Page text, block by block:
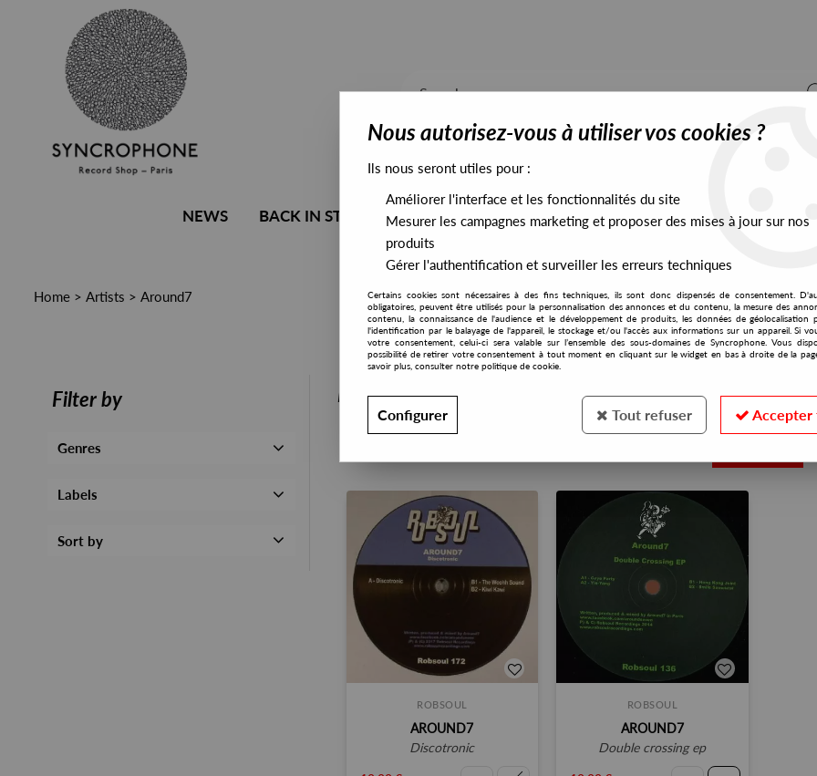
NEWS BACK IN STOCK ALL STOCK EXCLUSIVES PRESALES EXCLUSIVES
Home > Artists > Around7
Filter by
Genres
Labels
Sort by
PRESALES EXCLUSIVES
ROBSOUL
AROUND7
discotronic
ROBSOUL
AROUND7
double crossing ep
Nous autorisez-vous à utiliser vos cookies ?
Ils nous seront utiles pour :
Améliorer l'interface et les fonctionnalités du site
Mesurer les campagnes marketing et proposer des mises à jour sur nos
produits
Gérer l'authentification et surveiller les erreurs techniques
Certains cookies sont nécessaires à des fins techniques, ils sont donc dispensés de consentement.
obligatoires, peuvent être utilisés pour la personnalisation des annonces et du contenu, la mesure des
contenu, la connaissance de l'audience et le développement de produits, les données de géolocalisation
l'identification par le balayage de l'appareil, le stockage et/ou l'accès aux informations sur un appareil. Si
votre consentement, celui-ci sera valable sur l’ensemble des sous-domaines de Syncrophone. Vous
possibilité de retirer votre consentement à tout moment en cliquant sur le widget en bas à droite de la
savoir plus, consulter notre politique de cookie.
Configurer Tout refuser Accepter